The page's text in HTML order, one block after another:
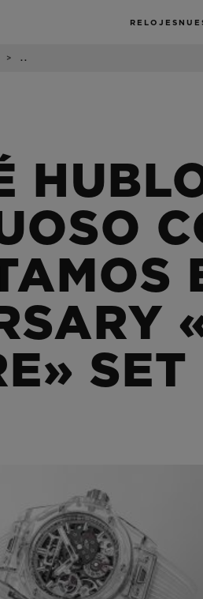
RELOJES
..
SET
COLORED
PEACH
HUBLOTISTA Y
GARANTÍA AMPLIADA